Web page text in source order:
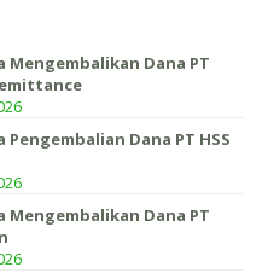
Mengembalikan Dana PT
Pengembalian Dana PT HSS
Mengembalikan Dana PT